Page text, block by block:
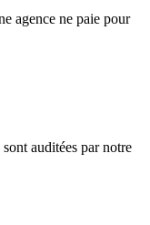
agence ne paie pour
auditées par notre